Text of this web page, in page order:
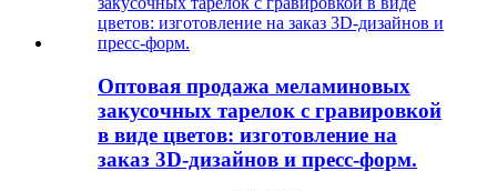
Оптовая продажа меламиновых
закусочных тарелок с гравировкой
в ​​виде цветов: изготовление на
заказ 3D-дизайнов и пресс-форм.